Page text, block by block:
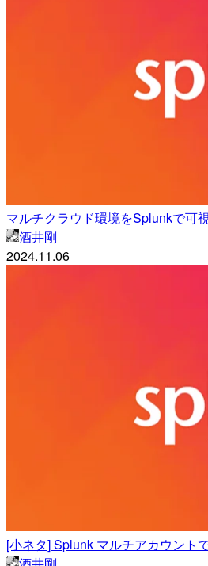
マルチクラウド環境をSplunkで可
酒井剛
2024.11.06
[小ネタ] Splunk マルチアカウント